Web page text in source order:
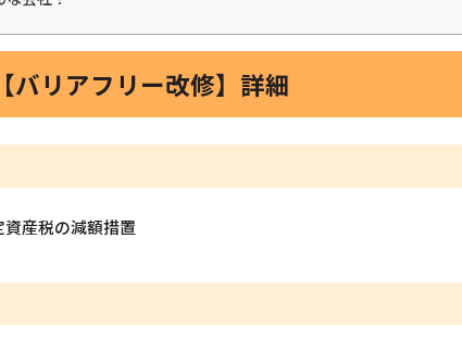
バリアフリー改修】詳細
産税の減額措置